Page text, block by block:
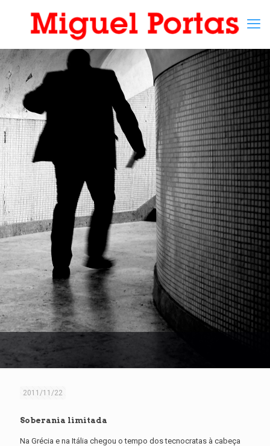
2011/11/22
Soberania limitada
Na Grécia e na Itália chegou o tempo dos tecnocratas à cabeça